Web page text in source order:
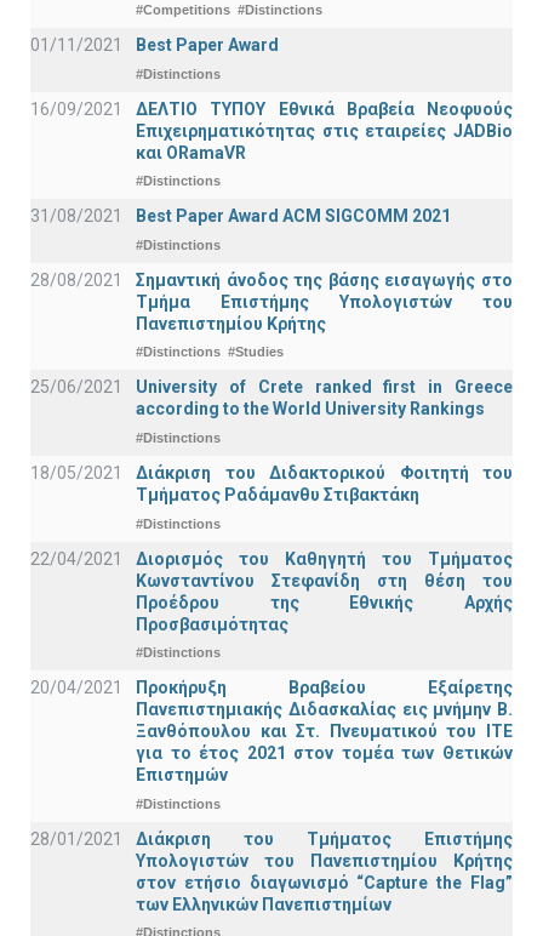
#Competitions #Distinctions
01/11/2021 Best Paper Award
#Distinctions
16/09/2021
ΔΕΛΤΙΟ ΤΥΠΟΥ Εθνικά Βραβεία Νεοφυούς
Επιχειρηματικότητας στις εταιρείες JADBio
και ORamaVR
#Distinctions
31/08/2021 Best Paper Award ACM SIGCOMM 2021
#Distinctions
28/08/2021
Σημαντική άνοδος της βάσης εισαγωγής στο
Τμήμα Επιστήμης Υπολογιστών του
Πανεπιστημίου Κρήτης
#Distinctions #Studies
25/06/2021
University of Crete ranked first in Greece
according to the World University Rankings
#Distinctions
18/05/2021
Διάκριση του Διδακτορικού Φοιτητή του
Τμήματος Ραδάμανθυ Στιβακτάκη
#Distinctions
22/04/2021
Διορισμός του Καθηγητή του Τμήματος
Κωνσταντίνου Στεφανίδη στη θέση του
Προέδρου της Εθνικής Αρχής
Προσβασιμότητας
#Distinctions
20/04/2021
Προκήρυξη Βραβείου Εξαίρετης
Πανεπιστημιακής Διδασκαλίας εις μνήμην Β.
Ξανθόπουλου και Στ. Πνευματικού του ΙΤΕ
για το έτος 2021 στον τομέα των Θετικών
Επιστημών
#Distinctions
28/01/2021
Διάκριση του Τμήματος Επιστήμης
Υπολογιστών του Πανεπιστημίου Κρήτης
στον ετήσιο διαγωνισμό “Capture the Flag”
των Ελληνικών Πανεπιστημίων
#Distinctions